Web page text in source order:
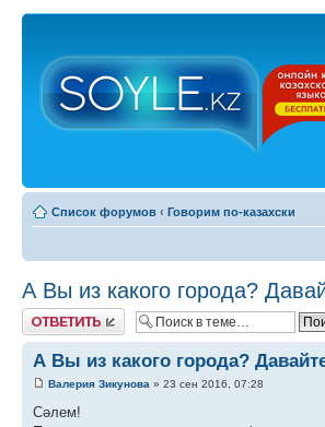
Список форумов ‹ Говорим по-казахски
А Вы из какого города?
Ответить
А Вы из какого города?
Валерия Зикунова » 23 сен 2016, 07:28
Сәлем!